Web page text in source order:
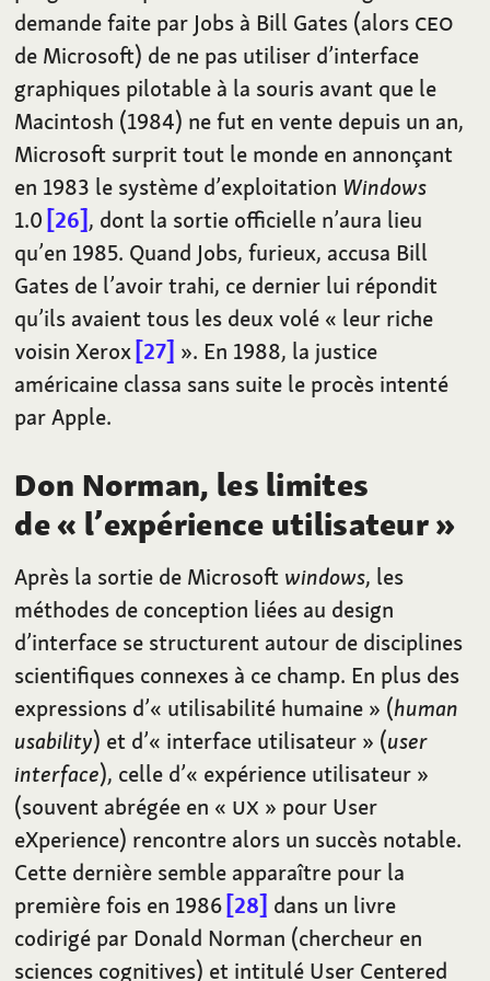
demande faite par Jobs à Bill Gates (alors CEO
de Microsoft) de ne pas utiliser d’interface
graphiques pilotable à la souris avant que le
Macintosh (1984) ne fut en vente depuis un an,
Microsoft surprit tout le monde en annonçant
en 1983 le système d’exploitation Windows
1.0 26 , dont la sortie officielle n’aura lieu
qu’en 1985. Quand Jobs, furieux, accusa Bill
Gates de l’avoir trahi, ce dernier lui répondit
qu’ils avaient tous les deux volé « leur riche
voisin Xerox 27 ». En 1988, la justice
américaine classa sans suite le procès intenté
par Apple.
Don Norman, les limites
de « l’expérience utilisateur»
Après la sortie de Microsoft windows, les
méthodes de conception liées au design
d’interface se structurent autour de disciplines
scientifiques connexes à ce champ. En plus des
expressions d’« utilisabilité humaine » (human
usability) et d’« interface utilisateur » (user
interface), celle d’« expérience utilisateur »
(souvent abrégée en « UX » pour User
eXperience) rencontre alors un succès notable.
Cette dernière semble apparaître pour la
première fois en 1986 28 dans un livre
codirigé par Donald Norman (chercheur en
sciences cognitives) et intitulé User Centered